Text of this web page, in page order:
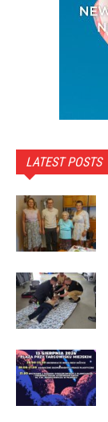
LATEST POSTS